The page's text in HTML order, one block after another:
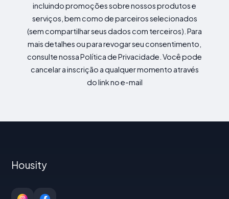
incluindo promoções sobre nossos produtos e
serviços, bem como de parceiros selecionados
(sem compartilhar seus dados com terceiros). Para
mais detalhes ou para revogar seu consentimento,
consulte nossa Política de Privacidade. Você pode
cancelar a inscrição a qualquer momento através
do link no e-mail
Housity